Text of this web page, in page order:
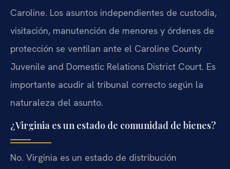
Caroline. Los asuntos independientes de custodia,
visitación, manutención de menores y órdenes de
protección se ventilan ante el Caroline County
Juvenile and Domestic Relations District Court. Es
importante acudir al tribunal correcto según la
naturaleza del asunto.
¿Virginia es un estado de comunidad de bienes?
No. Virginia es un estado de distribución